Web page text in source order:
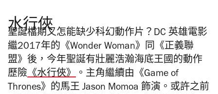
水行俠
聖誕檔期又怎能缺少科幻動作片？ DC 英雄電影
繼2017 年的《Wonder Woman》同《正義聯
盟》後，今年聖誕有壯麗浩瀚海底王國的動作
歷險《水行俠》 。主角繼續由《Game of
Thrones》的馬王 Jason Momoa 飾演。或許之前